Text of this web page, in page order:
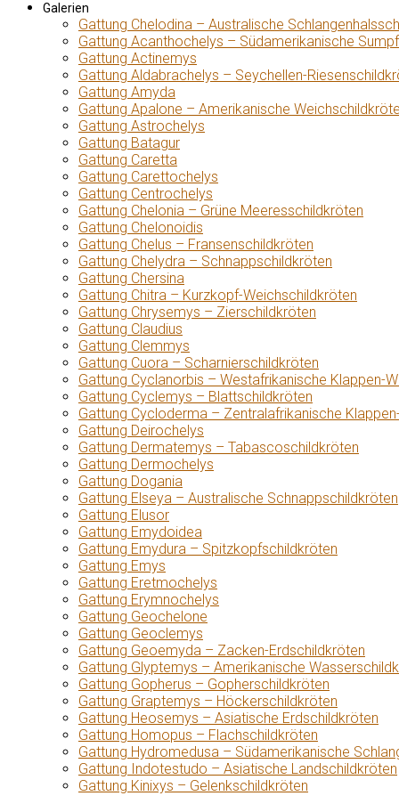
Galerien
Gattung Chelodina – Australische
Gattung Acanthochelys – Südamerikanische
Gattung Actinemys
Gattung Aldabrachelys – Seychellen-
Gattung Amyda
Gattung Apalone – Amerikanische
Gattung Astrochelys
Gattung Batagur
Gattung Caretta
Gattung Carettochelys
Gattung Centrochelys
Gattung Chelonia – Grüne Meeresschildkröten
Gattung Chelonoidis
Gattung Chelus – Fransenschildkröten
Gattung Chelydra – Schnappschildkröten
Gattung Chersina
Gattung Chitra – Kurzkopf-Weichschildkröten
Gattung Chrysemys – Zierschildkröten
Gattung Claudius
Gattung Clemmys
Gattung Cuora – Scharnierschildkröten
Gattung Cyclanorbis – Westafrikanische Klappen-
Gattung Cyclemys – Blattschildkröten
Gattung Cycloderma – Zentralafrikanische
Gattung Deirochelys
Gattung Dermatemys – Tabascoschildkröten
Gattung Dermochelys
Gattung Dogania
Gattung Elseya – Australische Schnappschildkröten
Gattung Elusor
Gattung Emydoidea
Gattung Emydura – Spitzkopfschildkröten
Gattung Emys
Gattung Eretmochelys
Gattung Erymnochelys
Gattung Geochelone
Gattung Geoclemys
Gattung Geoemyda – Zacken-Erdschildkröten
Gattung Glyptemys – Amerikanische
Gattung Gopherus – Gopherschildkröten
Gattung Graptemys – Höckerschildkröten
Gattung Heosemys – Asiatische Erdschildkröten
Gattung Homopus – Flachschildkröten
Gattung Hydromedusa – Südamerikanische
Gattung Indotestudo – Asiatische Landschildkröten
Gattung Kinixys – Gelenkschildkröten